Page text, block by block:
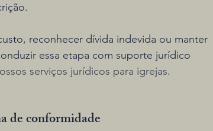
reconhecer dívida indevida ou manter
essa etapa com suporte jurídico
serviços jurídicos para igrejas.
de conformidade